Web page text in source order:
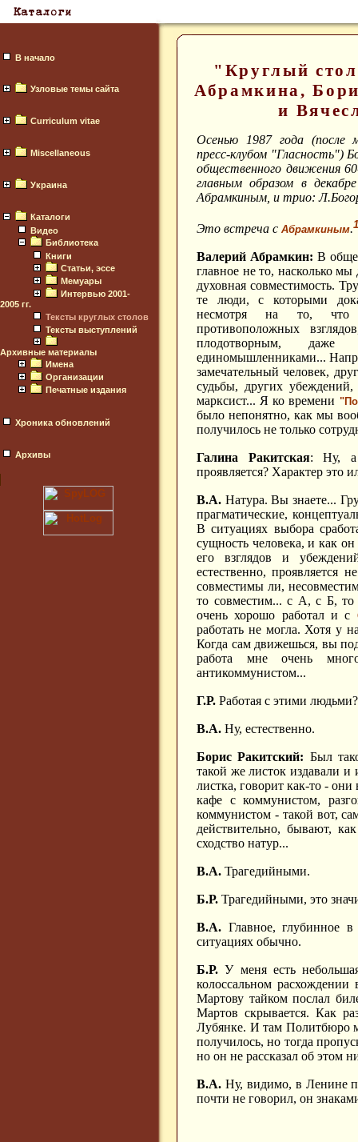
В начало
Узловые темы сайта
Curriculum vitae
Miscellaneous
Украина
Каталоги
Видео
Библиотека
Книги
Статьи, эссе
Мемуары
Интервью 2001-
2005 гг.
Тексты круглых столов
Тексты выступлений
Архивные материалы
Имена
Организации
Печатные издания
Хроника обновлений
Архивы
"Круглый
Абрамкина,
и
Осенью 1987 года (после
пресс-клубом "Гласность")
общественного движения
главным образом в
Абрамкиным, и трио:
Это встреча с Абрамкиным.1
Валерий Абрамкин: В
главное не то, насколько мы
духовная совместимость.
те люди, с которыми
несмотря на то, что
противоположных
плодотворным,
единомышленниками...
замечательный человек,
судьбы, других
марксист... Я ко времени
было непонятно, как мы
получилось не только
Галина Ракитская: Ну, а
проявляется? Характер это
В.А. Натура. Вы знаете...
прагматические,
В ситуациях выбора
сущность человека, и как
его взглядов и
естественно, проявляется
совместимы ли,
то совместим... с А, с Б,
очень хорошо работал и с
работать не могла. Хотя у
Когда сам движешься, вы
работа мне очень
антикоммунистом...
Г.Р. Работая с этими людьми?
В.А. Ну, естественно.
Борис Ракитский: Был
такой же листок издавали
листка, говорит как-то - они
кафе с коммунистом,
коммунистом - такой вот,
действительно, бывают,
сходство натур...
В.А. Трагедийными.
Б.Р. Трагедийными, это
В.А. Главное, глубинное в
ситуациях обычно.
Б.Р. У меня есть
колоссальном расхождении
Мартову тайком послал
Мартов скрывается. Как
Лубянке. И там Политбюро
получилось, но тогда
но он не рассказал об этом
В.А. Ну, видимо, в Ленине
почти не говорил, он